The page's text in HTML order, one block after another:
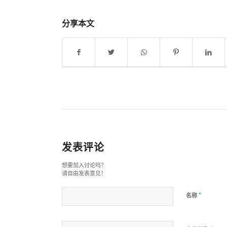
分享本文
发表评论
想要加入讨论吗？
请自由发表意见！
名称 *